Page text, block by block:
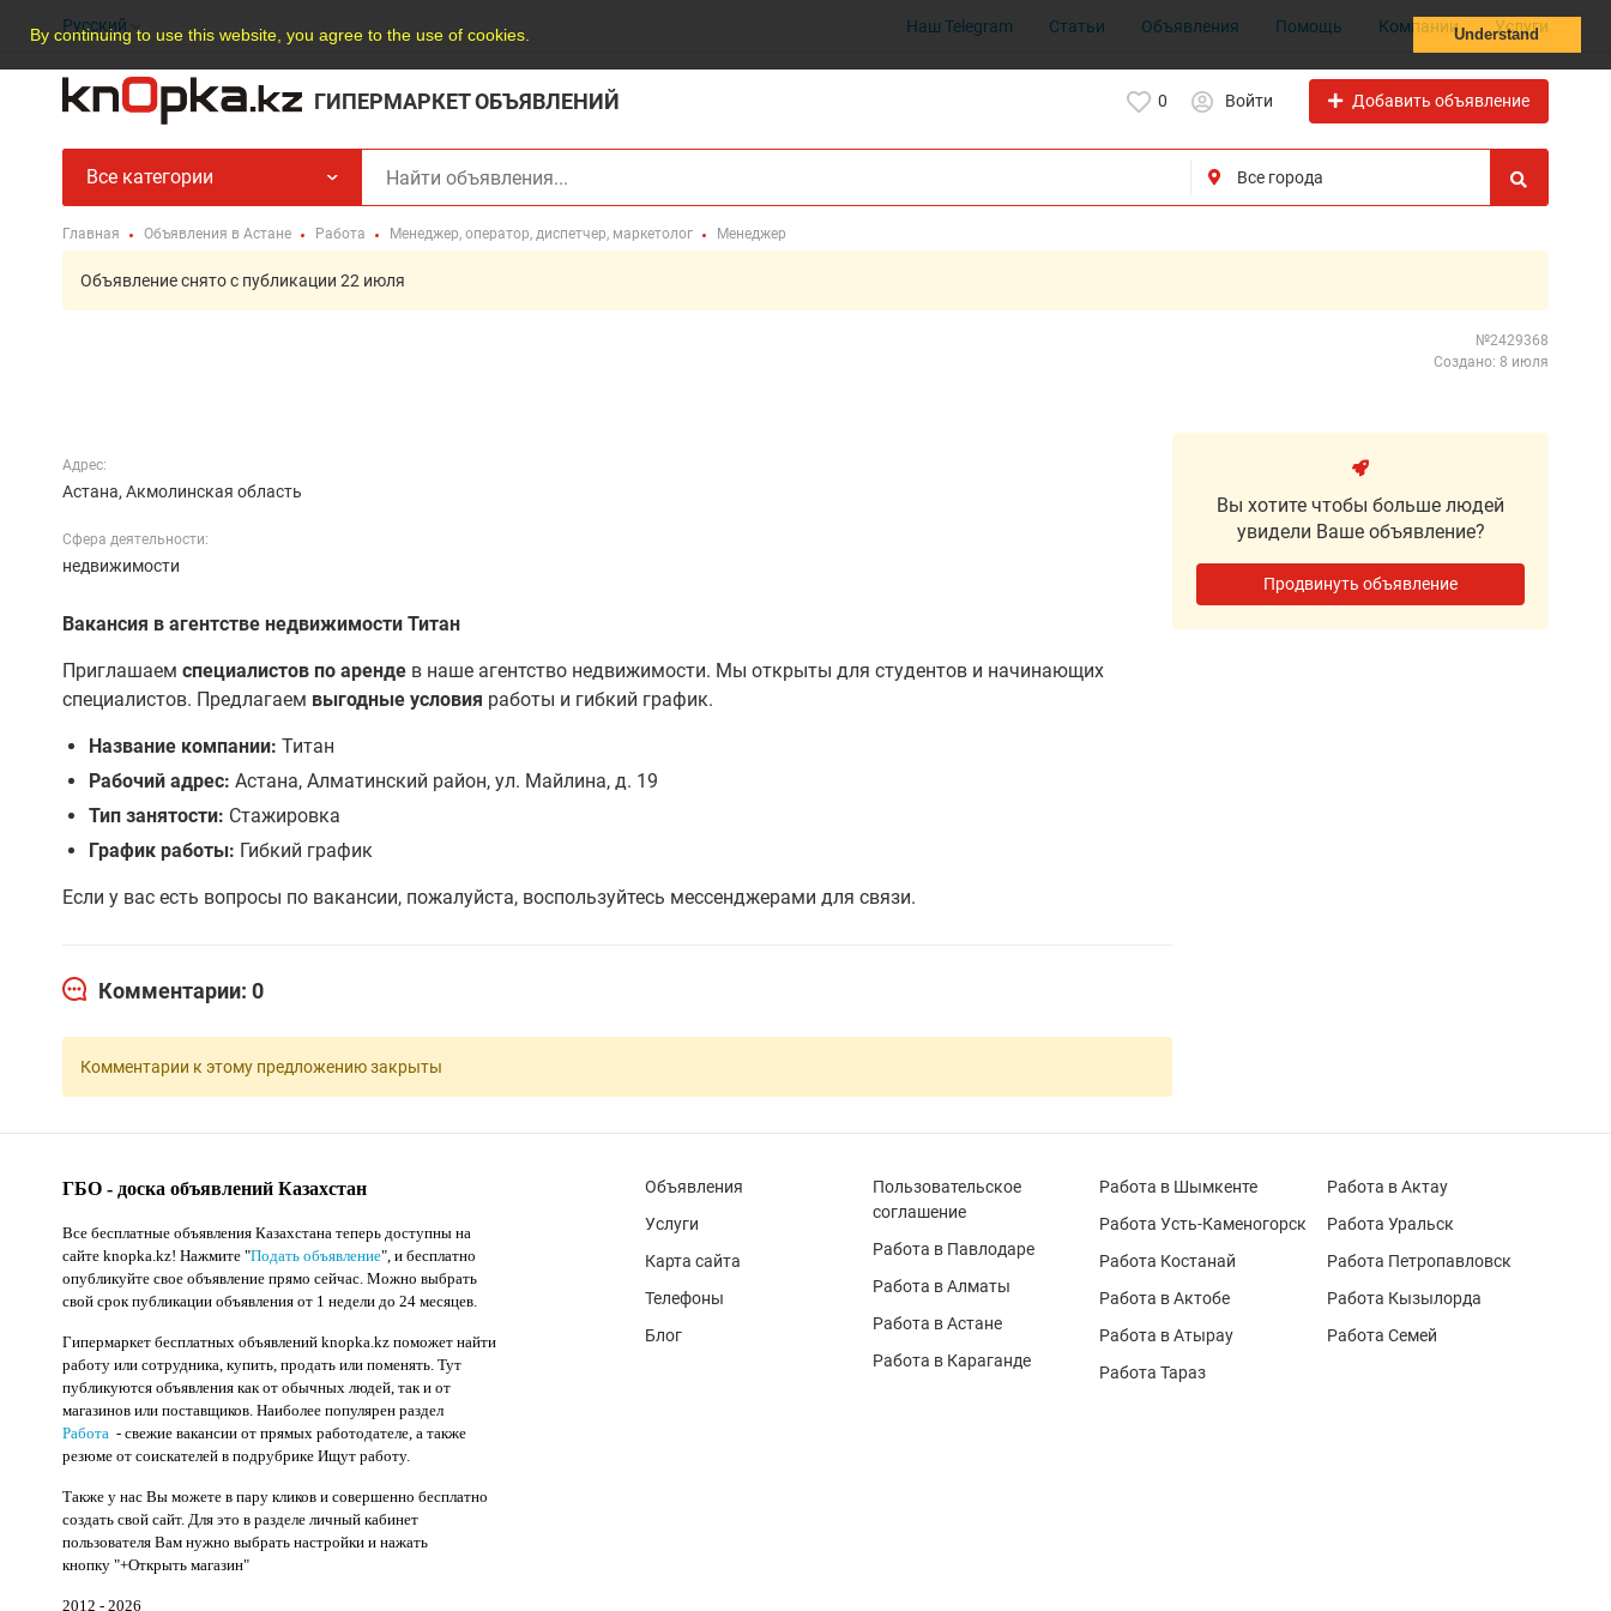
By continuing to use this website, you agree to the use of cookies. Understand
Русский Наш Telegram Статьи Объявления Помощь Компании Услуги
ГИПЕРМАРКЕТ ОБЪЯВЛЕНИЙ 0 Войти Добавить объявление
Все категории
Главная Объявления в Астане Работа Менеджер, оператор, диспетчер, маркетолог Менеджер
Объявление снято с публикации 22 июля
№2429368
Создано: 8 июля
Адрес:
Астана, Акмолинская область
Сфера деятельности:
недвижимости
Вакансия в агентстве недвижимости Титан
Приглашаем специалистов по аренде в наше агентство недвижимости. Мы открыты для студентов и начинающих
специалистов. Предлагаем выгодные условия работы и гибкий график.
Название компании: Титан
Рабочий адрес: Астана, Алматинский район, ул. Майлина, д. 19
Тип занятости: Стажировка
График работы: Гибкий график
Если у вас есть вопросы по вакансии, пожалуйста, воспользуйтесь мессенджерами для связи.
Комментарии: 0
Комментарии к этому предложению закрыты
Вы хотите чтобы больше людей
увидели Ваше объявление?
Продвинуть объявление
ГБО - доска объявлений Казахстан
Все бесплатные объявления Казахстана теперь доступны на
сайте knopka.kz! Нажмите "Подать объявление", и бесплатно
опубликуйте свое объявление прямо сейчас. Можно выбрать
свой срок публикации объявления от 1 недели до 24 месяцев.
Гипермаркет бесплатных объявлений knopka.kz поможет найти
работу или сотрудника, купить, продать или поменять. Тут
публикуются объявления как от обычных людей, так и от
магазинов или поставщиков. Наиболее популярен раздел
Работа - свежие вакансии от прямых работодателе, а также
резюме от соискателей в подрубрике Ищут работу.
Также у нас Вы можете в пару кликов и совершенно бесплатно
создать свой сайт. Для это в разделе личный кабинет
пользователя Вам нужно выбрать настройки и нажать
кнопку "+Открыть магазин"
2012 - 2026
Объявления
Услуги
Карта сайта
Телефоны
Блог
Пользовательское
соглашение
Работа в Павлодаре
Работа в Алматы
Работа в Астане
Работа в Караганде
Работа в Шымкенте
Работа Усть-Каменогорск
Работа Костанай
Работа в Актобе
Работа в Атырау
Работа Тараз
Работа в Актау
Работа Уральск
Работа Петропавловск
Работа Кызылорда
Работа Семей